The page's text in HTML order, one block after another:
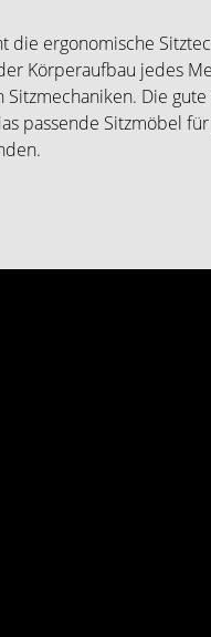
die ergonomische
Körperaufbau jedes
Die
passende Sitzmöbel